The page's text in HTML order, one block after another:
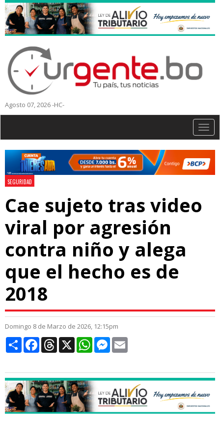
Agosto 07, 2026 -HC-
SEGURIDAD
Cae sujeto tras video
viral por agresión
contra niño y alega
que el hecho es de
2018
Domingo 8 de Marzo de 2026, 12:15pm
CompartirFacebookThreads
X WhatsAppMessenger